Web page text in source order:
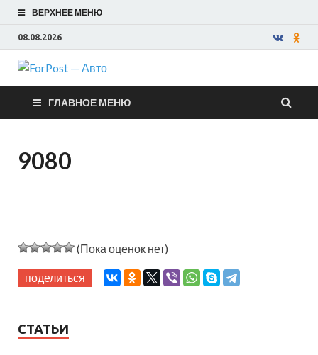
ВЕРХНЕЕ МЕНЮ
08.08.2026
ForPost —
Авто
ГЛАВНОЕ МЕНЮ
9080
(Пока оценок нет)
поделиться
СТАТЬИ